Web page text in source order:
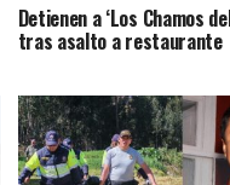
Detienen a ‘Los Chamos
tras asalto a restaurante